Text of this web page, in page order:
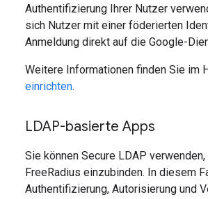
Authentifizierung Ihrer Nutzer
sich Nutzer mit einer föderierten
Anmeldung direkt auf die Google-
Weitere Informationen finden Sie im
einrichten.
LDAP-basierte Apps
Sie können Secure LDAP
FreeRadius einzubinden. In diesem
Authentifizierung, Autorisierung und